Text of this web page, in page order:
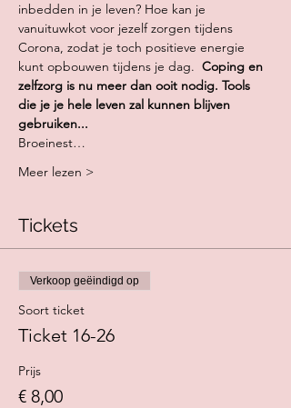
inbedden in je leven? Hoe kan je
vanuituwkot voor jezelf zorgen tijdens
Corona, zodat je toch positieve energie
kunt opbouwen tijdens je dag. Coping en
zelfzorg is nu meer dan ooit nodig. Tools
die je je hele leven zal kunnen blijven
gebruiken...
Broeinest…
Meer lezen >
Tickets
Verkoop geëindigd op
Soort ticket
Ticket 16-26
Prijs
€ 8,00